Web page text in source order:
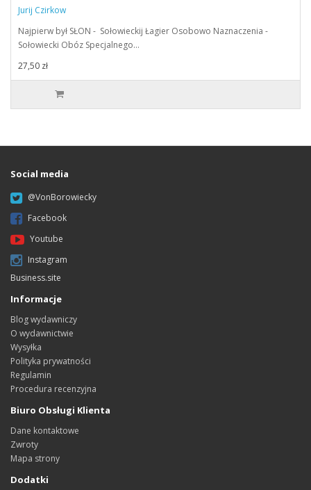
Jurij Czirkow
Najpierw był SŁON - Sołowieckij Łagier Osobowo Naznaczenia -
Sołowiecki Obóz Specjalnego…
27,50 zł
Social media
@VonBorowiecky
Facebook
Youtube
Instagram
Business.site
Informacje
Blog wydawniczy
O wydawnictwie
Wysyłka
Polityka prywatności
Regulamin
Procedura recenzyjna
Biuro Obsługi Klienta
Dane kontaktowe
Zwroty
Mapa strony
Dodatki